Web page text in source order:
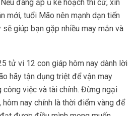
đang ấp ủ kế hoạch thi cử, xin
mới, tuổi Mão nên mạnh dạn tiến
giúp bạn gặp nhiều may mắn và
tử vi 12 con giáp hôm nay dành lời
hãy tận dụng triệt để vận may
việc và tài chính. Đừng ngại
nay chính là thời điểm vàng để